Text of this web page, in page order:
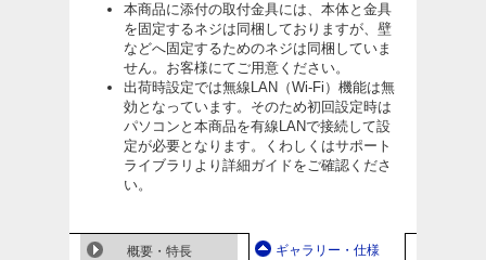
本商品に添付の取付金具には、本体と金具
を固定するネジは同梱しておりますが、壁
などへ固定するためのネジは同梱していま
せん。お客様にてご用意ください。
出荷時設定では無線LAN（Wi-Fi）機能は無
効となっています。そのため初回設定時は
パソコンと本商品を有線LANで接続して設
定が必要となります。くわしくはサポート
ライブラリより詳細ガイドをご確認くださ
い。
概要・特長 ギャラリー・仕様